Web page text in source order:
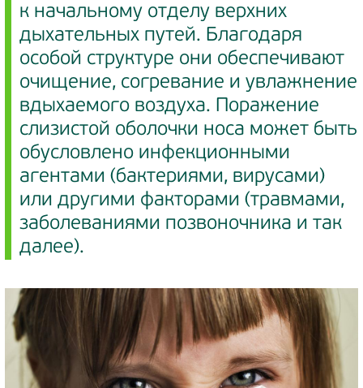
к начальному отделу верхних
дыхательных путей. Благодаря
особой структуре они обеспечивают
очищение, согревание и увлажнение
вдыхаемого воздуха. Поражение
слизистой оболочки носа может быть
обусловлено инфекционными
агентами (бактериями, вирусами)
или другими факторами (травмами,
заболеваниями позвоночника и так
далее).